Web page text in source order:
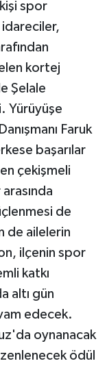
spor
idareciler,
kortej
Şelale
Yürüyüşe
Faruk
başarılar
çekişmeli
arasında
de
de ailelerin
ilçenin spor
katkı
altı gün
edecek.
oynanacak
ödül